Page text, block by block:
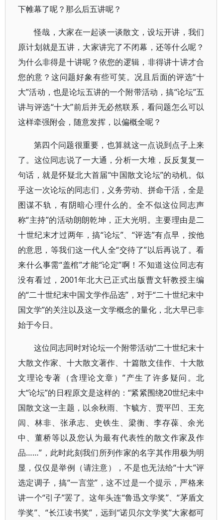
下帷幕了呢？那么后五讲呢？
怪哉，大家在一起谈一谈散文，设坛开讲，我们
原计划就是五讲，大家讲完了不闭幕，还等什么呢？
为什么非得是十讲呢？依您的逻辑，非得讲十讲才合
您的意？这问题好象有些可笑。况且后面的评选“十
大”活动，也是论坛五讲的一个附带活动，搞“论坛”五
讲与评选“十大”前后并无必然联系，看问题怎么可以
这样牵强附会，随意发挥，以偏概全呢？
第四个问题很重要，也算就这一点说到点子上来
了。这位同志说了一大通，分析一大堆，反反复复一
句话，就是怀疑北大首届“中国散文论坛”的动机。似
乎这一次论坛的同志们，义务劳动、拼命干活，全是
图谋不轨，有阴暗心理什么的。全不似这位同志声
称“主持”的活动朗朗乾坤，正大光明。主要理由是二
十世纪末才过两年，搞“论坛”、“评选”有点早，按他
的意思，等我们这一代人全“交待了”以后再说了。看
来什么事需“盖棺”才能“论定”啊！不知道这位同志有
没有看过，2001年北大已正式出版曹文轩教授主编
的“二十世纪末中国文学作品选”，对于“二十世纪末中
国文学”的关注以及这一文学概念的量化，北大早已非
始于今日。
这位同志同时对论坛一个附带活动“二十世纪末十
大散文作家、十大散文著作、十篇散文佳作、十大散
文理论专著（含理论文章）”产生了许多疑问。北
大“论坛”的日程原文是这样的：“紧紧围绕20世纪未中
国散文这一主题，以余秋雨、卞毓方、贾平凹、王充
闾、林非、张承志、史铁生、梁衡、李存葆、余光
中、董桥等以及您认为最有代表性的散文作家及作
品……”，此时此刻我们所列作家的名字其作用极为明
显，仅仅是举例（请注意），不是也无法给“十大”评
选定调子，搞“一言堂”，这不过是一个提示，严格来
讲一个“引子”罢了。这年头连“鲁迅文学奖”、“茅盾文
学奖”、“长江读书奖”，远到“诺贝尔文学奖”大家都可